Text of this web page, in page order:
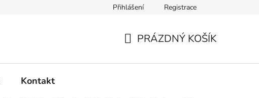
Podmínky ochrany osobních údajů Ověřování recenzí
Přihlášení Registrace
PRÁZDNÝ KOŠÍK
Kontakt